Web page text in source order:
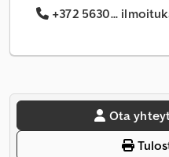
+372 5630...
Ota